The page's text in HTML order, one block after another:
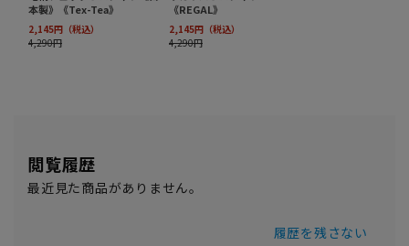
閲覧履歴
最近見た商品がありません。
履歴を残さない